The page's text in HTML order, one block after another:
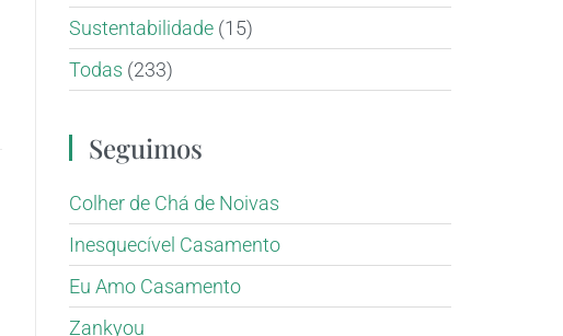
Sustentabilidade(15)
Todas (233)
Seguimos
Colher de Chá de Noivas
Inesquecível Casamento
Eu Amo Casamento
Zankyou